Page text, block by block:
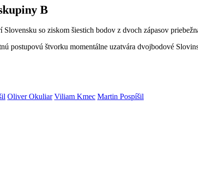
B
so ziskom šiestich bodov z dvoch zápasov
postupovú štvorku momentálne uzatvára dvojbodové
Oliver Okuliar Viliam Kmec Martin Pospíšil